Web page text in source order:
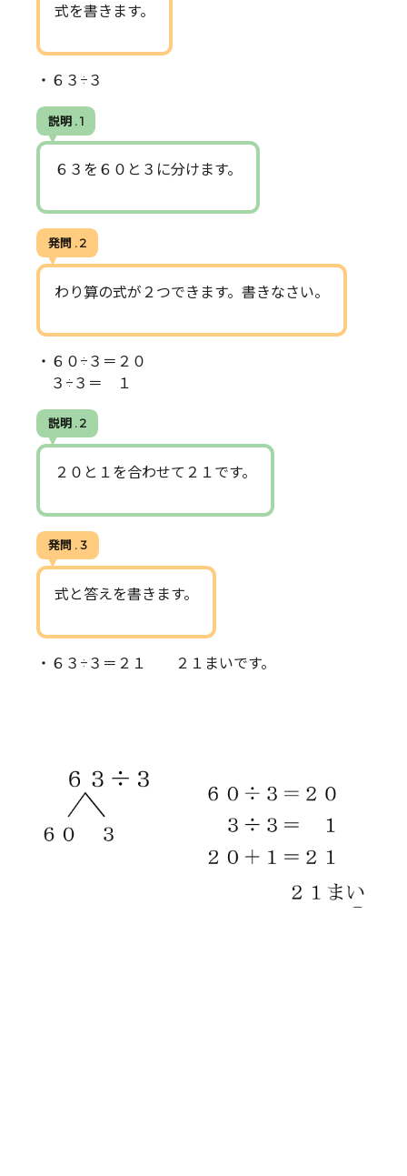
式を書きます。
・６３÷３
説明 . 1
６３を６０と３に分けます。
発問 . 2
わり算の式が２つできます。書きなさい。
・６０÷３＝２０
３÷３＝ １
説明 . 2
２０と１を合わせて２１です。
発問 . 3
式と答えを書きます。
・６３÷３＝２１ ２１まいです。